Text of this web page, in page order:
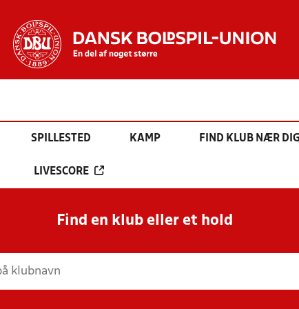
SPILLESTED KAMP FIND KLUB NÆR
LIVESCORE
Find en klub eller et hold